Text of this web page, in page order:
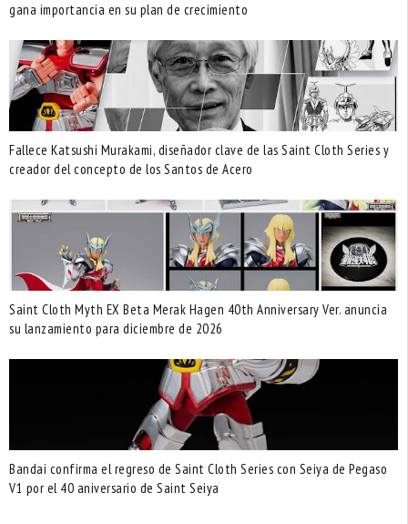
gana importancia en su plan de crecimiento
Fallece Katsushi Murakami, diseñador clave de las Saint Cloth Series y
creador del concepto de los Santos de Acero
Saint Cloth Myth EX Beta Merak Hagen 40th Anniversary Ver. anuncia
su lanzamiento para diciembre de 2026
Bandai confirma el regreso de Saint Cloth Series con Seiya de Pegaso
V1 por el 40 aniversario de Saint Seiya